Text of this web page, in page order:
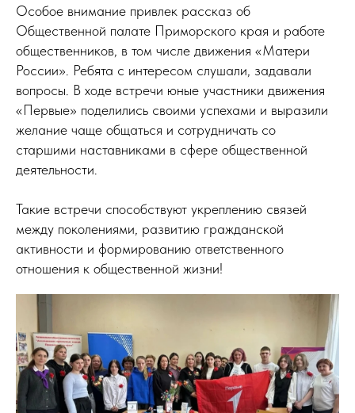
Особое внимание привлек рассказ об
Общественной палате Приморского края и работе
общественников, в том числе движения «Матери
России». Ребята с интересом слушали, задавали
вопросы. В ходе встречи юные участники движения
«Первые» поделились своими успехами и выразили
желание чаще общаться и сотрудничать со
старшими наставниками в сфере общественной
деятельности.
Такие встречи способствуют укреплению связей
между поколениями, развитию гражданской
активности и формированию ответственного
отношения к общественной жизни!